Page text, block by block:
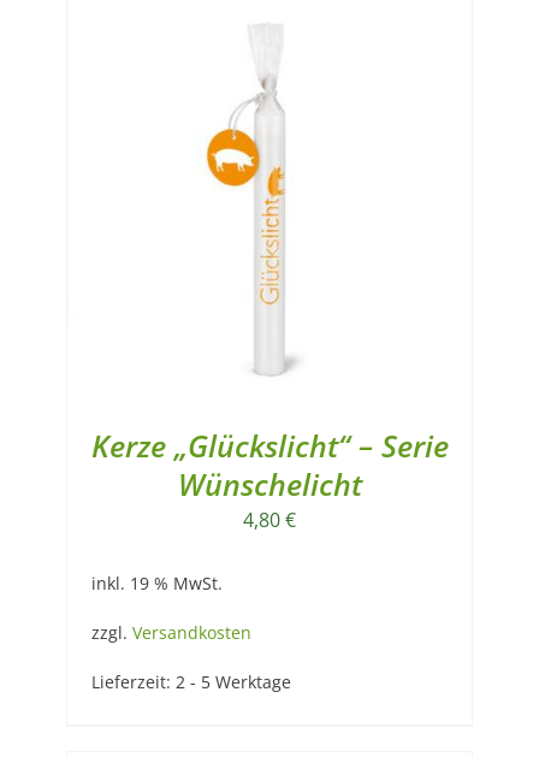
Kerze „Glückslicht“ – Serie
Wünschelicht
4,80€
inkl. 19 % MwSt.
zzgl. Versandkosten
Lieferzeit: 2 - 5 Werktage